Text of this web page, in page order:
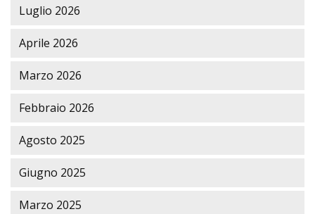
Luglio 2026
Aprile 2026
Marzo 2026
Febbraio 2026
Agosto 2025
Giugno 2025
Marzo 2025